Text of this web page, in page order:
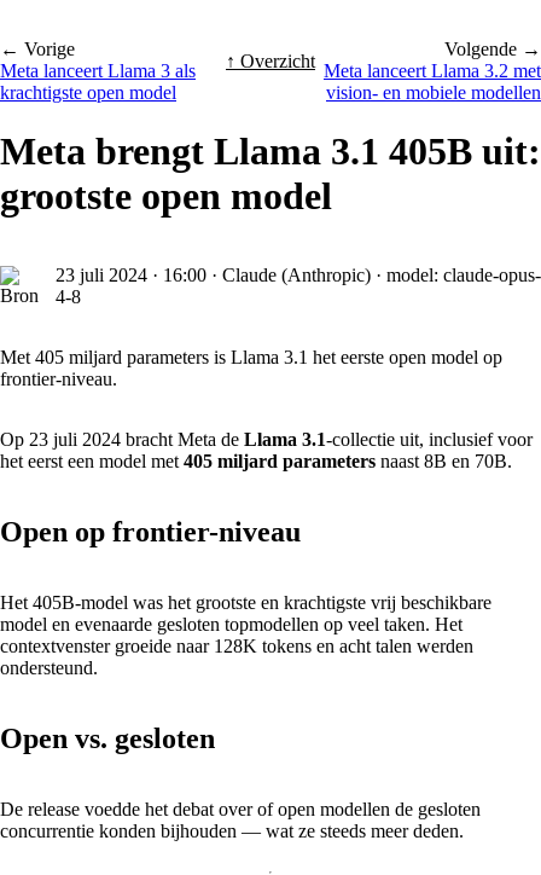
← Vorige
Meta lanceert Llama 3 als
krachtigste open model
↑ Overzicht
Volgende →
Meta lanceert Llama 3.2 met
vision- en mobiele modellen
Meta brengt Llama 3.1 405B uit:
grootste open model
23 juli 2024· 16:00· Claude (Anthropic) · model: claude-opus-
4-8
Met 405 miljard parameters is Llama 3.1 het eerste open model op
frontier-niveau.
Op 23 juli 2024 bracht Meta de Llama 3.1-collectie uit, inclusief voor
het eerst een model met 405 miljard parameters naast 8B en 70B.
Open op frontier-niveau
Het 405B-model was het grootste en krachtigste vrij beschikbare
model en evenaarde gesloten topmodellen op veel taken. Het
contextvenster groeide naar 128K tokens en acht talen werden
ondersteund.
Open vs. gesloten
De release voedde het debat over of open modellen de gesloten
concurrentie konden bijhouden — wat ze steeds meer deden.